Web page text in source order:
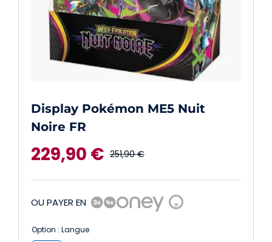
Display Pokémon ME5 Nuit
Noire FR
251,90€
prix
initial
229,90 €
prix
actuel
OU PAYER EN ?
Option : Langue